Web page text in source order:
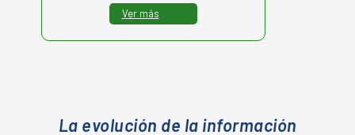
Ver más
La evolución de la información